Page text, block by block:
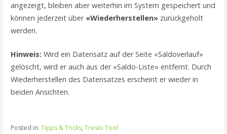
angezeigt, bleiben aber weiterhin im System gespeichert und
können jederzeit über «Wiederherstellen» zurückgeholt
werden.
Hinweis: Wird ein Datensatz auf der Seite «Saldoverlauf»
gelöscht, wird er auch aus der «Saldo-Liste» entfernt. Durch
Wiederherstellen des Datensatzes erscheint er wieder in
beiden Ansichten.
Posted in: Tipps & Tricks, Tresio Tool